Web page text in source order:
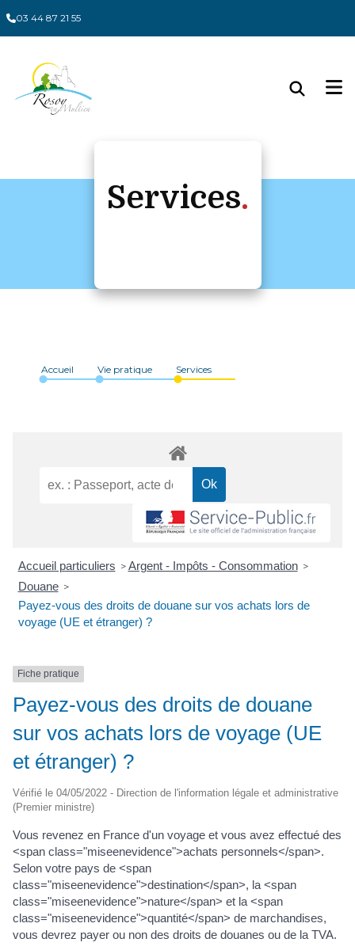
03 44 87 21 55
Services
Accueil Vie pratique Services
Accueil particuliers > Argent - Impôts - Consommation >
Douane >
Payez-vous des droits de douane sur vos achats lors de
voyage (UE et étranger) ?
Fiche pratique
Payez-vous des droits de douane
sur vos achats lors de voyage (UE
et étranger) ?
Vérifié le 04/05/2022 - Direction de l'information légale et administrative
(Premier ministre)
Vous revenez en France d'un voyage et vous avez effectué des
<span class="miseenevidence">achats personnels</span>.
Selon votre pays de <span
class="miseenevidence">destination</span>, la <span
class="miseenevidence">nature</span> et la <span
class="miseenevidence">quantité</span> de marchandises,
vous devrez payer ou non des droits de douanes ou de la TVA.
Panneau de gestion des cookies